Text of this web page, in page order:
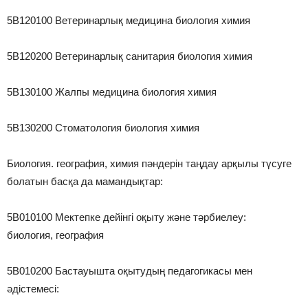
5B120100 Ветеринарлық медицина биология химия
5B120200 Ветеринарлық санитария биология химия
5B130100 Жалпы медицина биология химия
5B130200 Стоматология биология химия
Биология. география, химия пәндерін таңдау арқылы түсуге
болатын басқа да мамандықтар:
5В010100 Мектепке дейінгі оқыту және тәрбиелеу:
биология, география
5В010200 Бастауышта оқытудың педагогикасы мен
әдістемесі: